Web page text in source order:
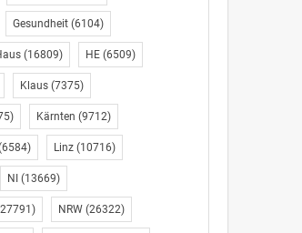
Gesundheit(6104)
(16809) HE(6509)
Klaus(7375)
Kärnten (9712)
Linz(10716)
NI (13669)
NRW(26322)